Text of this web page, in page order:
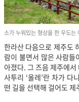
소가 누워있는 형상을 한 우도는
한라산 다음으로 제주도
람이 불면서 많은 사람
아졌다. 그 즈음 제주에
사투리 ‘올레’란 차가 다
떤 길을 선택해 걸어도